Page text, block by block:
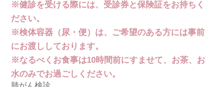
※健診を受ける際には、受診券と保険証をお持ちく
ださい。
※検体容器（尿・便）は、ご希望のある方には事前
にお渡ししております。
※なるべくお食事は10時間前にすませて、お茶、お
水のみでお過ごしください。